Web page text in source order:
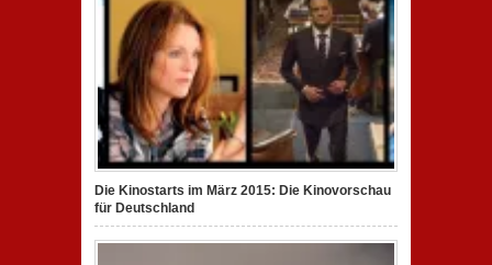
Die Kinostarts im März 2015: Die Kinovorschau
für Deutschland